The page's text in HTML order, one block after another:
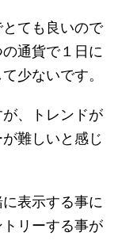
ても良いので
通貨で１日に
少ないです。
、トレンドが
難しいと感じ
表示する事に
リーする事が